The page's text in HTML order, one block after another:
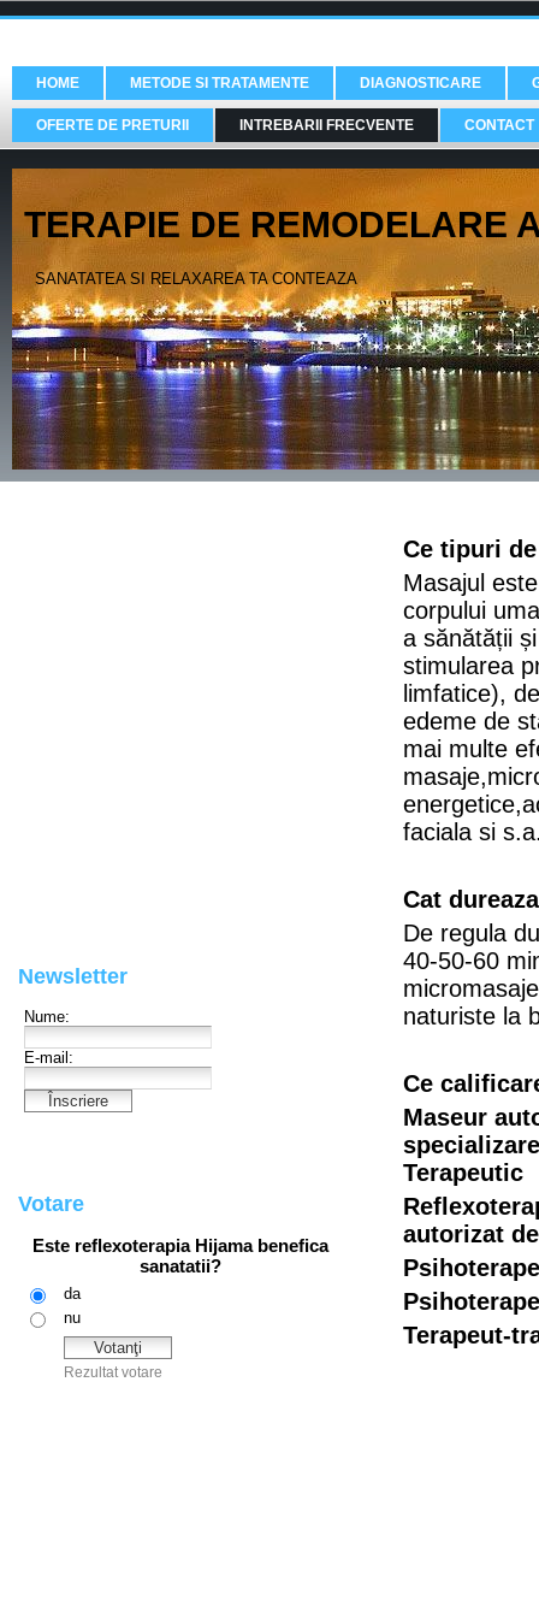
HOME METODE SI TRATAMENTE DIAGNOSTICARE
OFERTE DE PRETURII INTREBARII FRECVENTE CONTACT
TERAPIE DE REMODELARE
SANATATEA SI RELAXAREA TA CONTEAZA
Newsletter
Votare
Ce tipuri
Masajul
corpului
a sănătății
stimularea
limfatice),
edeme de
mai multe
faciala si
Cat
De regula
40-50-60
naturiste la
Ce
Maseur
Terapeutic
autorizat
Terapeut-